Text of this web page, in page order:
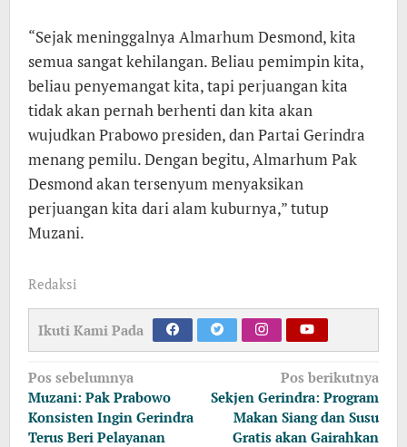
“Sejak meninggalnya Almarhum Desmond, kita
semua sangat kehilangan. Beliau pemimpin kita,
beliau penyemangat kita, tapi perjuangan kita
tidak akan pernah berhenti dan kita akan
wujudkan Prabowo presiden, dan Partai Gerindra
menang pemilu. Dengan begitu, Almarhum Pak
Desmond akan tersenyum menyaksikan
perjuangan kita dari alam kuburnya,” tutup
Muzani.
Redaksi
Ikuti Kami Pada
Navigasi
pos
Pos sebelumnya
Muzani: Pak Prabowo
Konsisten Ingin Gerindra
Terus Beri Pelayanan
Pos berikutnya
Sekjen Gerindra: Program
Makan Siang dan Susu
Gratis akan Gairahkan